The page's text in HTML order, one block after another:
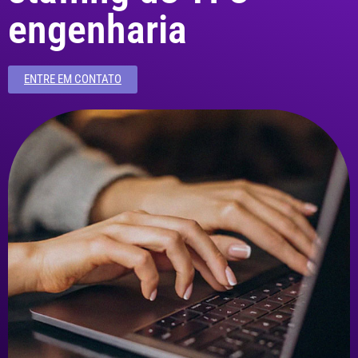
engenharia
ENTRE EM CONTATO